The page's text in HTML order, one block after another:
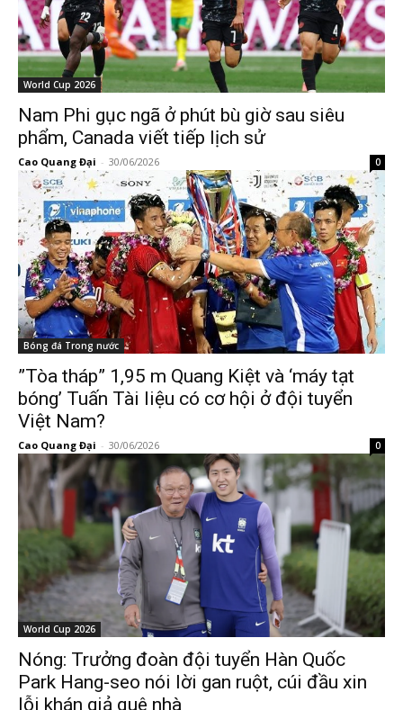
World Cup 2026
Nam Phi gục ngã ở phút bù giờ sau siêu
phẩm, Canada viết tiếp lịch sử
Cao Quang Đại - 30/06/2026 0
Bóng đá Trong nước
”Tòa tháp” 1,95 m Quang Kiệt và ‘máy tạt
bóng’ Tuấn Tài liệu có cơ hội ở đội tuyển
Việt Nam?
Cao Quang Đại - 30/06/2026 0
World Cup 2026
Nóng: Trưởng đoàn đội tuyển Hàn Quốc
Park Hang-seo nói lời gan ruột, cúi đầu xin
lỗi khán giả quê nhà